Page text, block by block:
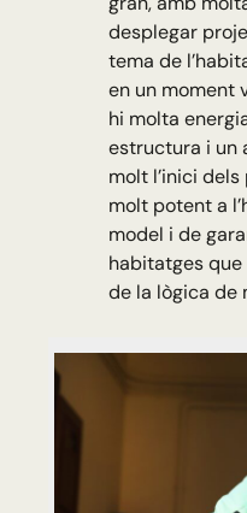
desplegar
tema de
en un moment
hi molta
estructura i un
molt l’inici
molt potent a
model i de
habitatges
de la lògica de